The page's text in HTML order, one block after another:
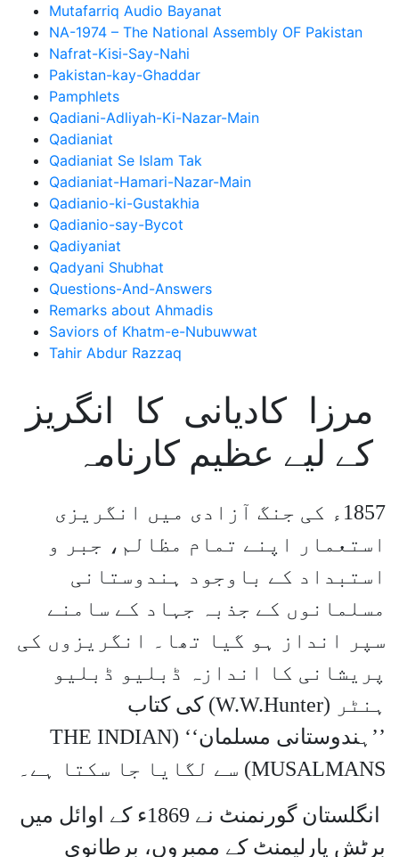
Mutafarriq Audio Bayanat
NA-1974 – The National Assembly OF Pakistan
Nafrat-Kisi-Say-Nahi
Pakistan-kay-Ghaddar
Pamphlets
Qadiani-Adliyah-Ki-Nazar-Main
Qadianiat
Qadianiat Se Islam Tak
Qadianiat-Hamari-Nazar-Main
Qadianio-ki-Gustakhia
Qadianio-say-Bycot
Qadiyaniat
Qadyani Shubhat
Questions-And-Answers
Remarks about Ahmadis
Saviors of Khatm-e-Nubuwwat
Tahir Abdur Razzaq
مرزا کادیانی کا انگریز
کے لیے عظیم کارنامہ
1857ء کی جنگ آزادی میں انگریزی
استعمار اپنے تمام مظالم، جبر و
استبداد کے باوجود ہندوستانی
مسلمانوں کے جذبہ جہاد کے سامنے
سپر انداز ہو گیا تھا۔ انگریزوں کی
پریشانی کا اندازہ ڈبلیو ڈبلیو
ہنٹر (W.W.Hunter) کی کتاب
’’ہندوستانی مسلمان‘‘ (THE INDIAN
MUSALMANS) سے لگایا جا سکتا ہے۔
انگلستان گورنمنٹ نے 1869ء کے اوائل میں
برٹش پارلیمنٹ کے ممبروں، برطانوی